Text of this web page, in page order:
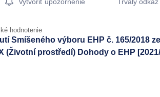
hodnotenie
Smíšeného výboru EHP č. 165/2018
(Životní prostředí) Dohody o EHP